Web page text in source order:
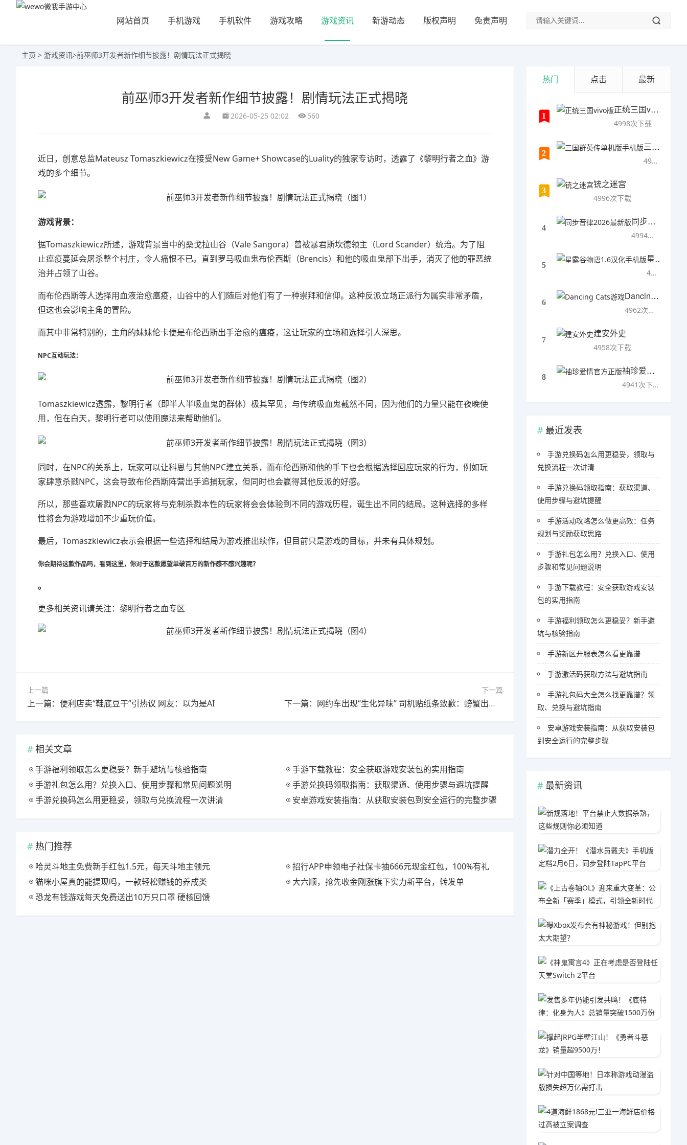
网站首页 手机游戏 手机软件 游戏攻略 游戏资讯 新游动态 版权声明 免责声明
主页 > 游戏资讯>前巫师3开发者新作细节披露！剧情玩法正式揭晓
前巫师3开发者新作细节披露！剧情玩法正式揭晓
2026-05-25 02:02 560
近日， 创意总监Mateusz Tomaszkiewicz在接受New Game+ Showcase的Luality的独家专访时，透露了 《黎明行者之血》 游
戏的多个细节。
游戏背景：
据Tomaszkiewicz所述，游戏背景当中的桑戈拉山谷（Vale Sangora）曾被暴君斯坎德领主（Lord Scander）统治。为了阻
止瘟疫蔓延会屠杀整个村庄，令人痛恨不已。直到罗马吸血鬼布伦西斯（Brencis）和他的吸血鬼部下出手，消灭了他的罪恶统
治并占领了山谷。
而布伦西斯等人选择用血液治愈瘟疫，山谷中的人们随后对他们有了一种崇拜和信仰。这种反派立场正派行为属实非常矛盾，
但这也会影响主角的冒险。
而其中非常特别的，主角的妹妹伦卡便是布伦西斯出手治愈的瘟疫，这让玩家的立场和选择引人深思。
NPC互动玩法：
Tomaszkiewicz透露，黎明行者（即半人半吸血鬼的群体）极其罕见，与传统吸血鬼截然不同，因为他们的力量只能在夜晚使
用，但在白天，黎明行者可以使用魔法来帮助他们。
同时，在NPC的关系上，玩家可以让科恩与其他NPC建立关系，而布伦西斯和他的手下也会根据选择回应玩家的行为，例如玩
家肆意杀戮NPC，这会导致布伦西斯阵营出手追捕玩家，但同时也会赢得其他反派的好感。
所以，那些喜欢屠戮NPC的玩家将与克制杀戮本性的玩家将会会体验到不同的游戏历程，诞生出不同的结局。这种选择的多样
性将会为游戏增加不少重玩价值。
最后， Tomaszkiewicz表示会根据一些选择和结局为游戏推出续作，但目前只是游戏的目标，并未有具体规划。
你会期待这款作品吗，看到这里，你对于这款愿望单破百万的新作感不感兴趣呢？
。
更多相关资讯请关注：黎明行者之血专区
上一篇
上一篇：便利店卖“鞋底豆干”引热议 网友：以为是AI
下一篇
下一篇：网约车出现“生化异味” 司机贴纸条致歉：螃蟹出逃下落不明
相关文章
手游福利领取怎么更稳妥？新手避坑与核验指南
手游下载教程：安全获取游戏安装包的实用指南
手游礼包怎么用？兑换入口、使用步骤和常见问题说明
手游兑换码领取指南：获取渠道、使用步骤与避坑提醒
手游兑换码怎么用更稳妥，领取与兑换流程一次讲清
安卓游戏安装指南：从获取安装包到安全运行的完整步骤
热门推荐
哈灵斗地主免费新手红包1.5元，每天斗地主领元
招行APP申领电子社保卡抽666元现金红包，100%有礼
猫咪小屋真的能提现吗，一款轻松赚钱的养成类
大六顺，抢先收金刚涨旗下实力新平台，转发单
恐龙有钱游戏每天免费送出10万只口罩 硬核回馈
热门 点击 最新
1
正统三国vivo版
4998次下载
2
三国群英传单机版手机版
4997次下载
3
铳之迷宫
4996次下载
4
同步音律2026最新版
4994次下载
5
星露谷物语1.6汉化手机版
4993次下载
6
Dancing Cats游戏
4962次下载
7
建安外史
4958次下载
8
袖珍爱情官方正版
4941次下载
最近发表
手游兑换码怎么用更稳妥，领取与
兑换流程一次讲清
手游兑换码领取指南：获取渠道、
使用步骤与避坑提醒
手游活动攻略怎么做更高效：任务
规划与奖励获取思路
手游礼包怎么用？兑换入口、使用
步骤和常见问题说明
手游下载教程：安全获取游戏安装
包的实用指南
手游福利领取怎么更稳妥？新手避
坑与核验指南
手游新区开服表怎么看更靠谱
手游激活码获取方法与避坑指南
手游礼包码大全怎么找更靠谱？领
取、兑换与避坑指南
安卓游戏安装指南：从获取安装包
到安全运行的完整步骤
最新资讯